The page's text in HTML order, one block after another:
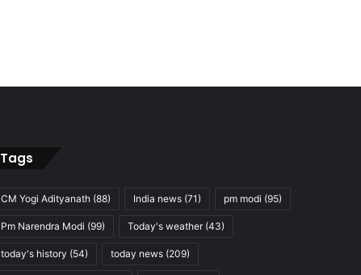
Tags
CM Yogi Adityanath(88) India news(71) pm modi (95)
Pm Narendra Modi (99) Today's weather(43)
today's history (54) today news(209)